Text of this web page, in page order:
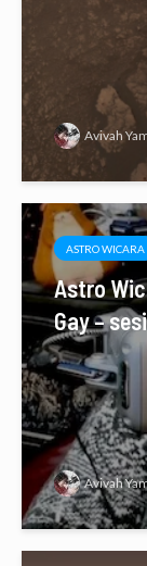
Avivah
ASTRO WICARA
Astro
Gay –
Avivah